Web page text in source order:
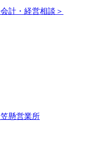
計・経営相談＞
懸営業所